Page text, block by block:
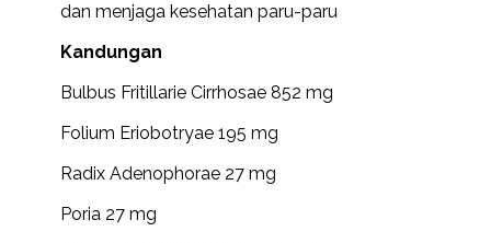
dan menjaga kesehatan paru-paru
Kandungan
Bulbus Fritillarie Cirrhosae 852 mg
Folium Eriobotryae 195 mg
Radix Adenophorae 27 mg
Poria 27 mg